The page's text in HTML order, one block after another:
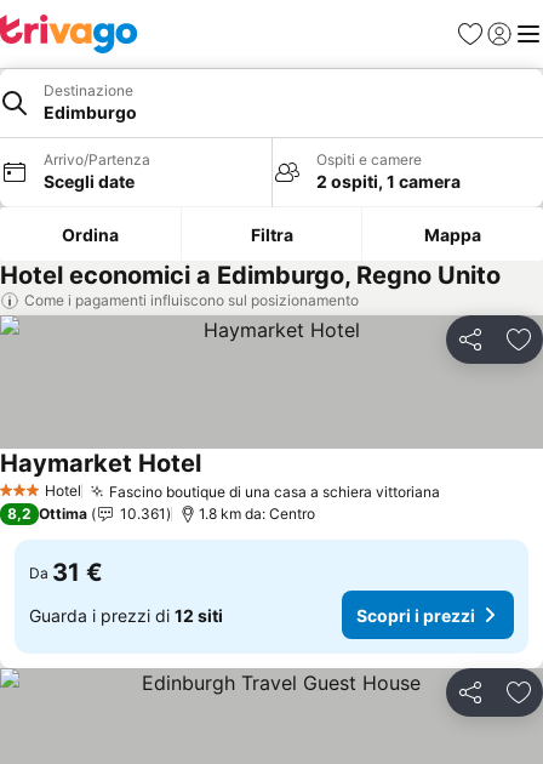
PreferitiAccedi
Destinazione
Edimburgo
Arrivo/Partenza
Scegli date
Ospiti e camere
2 ospiti, 1 camera
Ordina Filtra Mappa
Hotel economici a Edimburgo, Regno Unito
Come i pagamenti influiscono sul posizionamento
Condividi
3 StelleHotel Fascino boutique di una casa a schiera vittoriana
Haymarket HotelScopri i prezzi
8,2 Ottima 10.361 1.8 km da: Centro
Da 31 €
Guarda i prezzi di 12 siti Scopri i prezzi
Condividi